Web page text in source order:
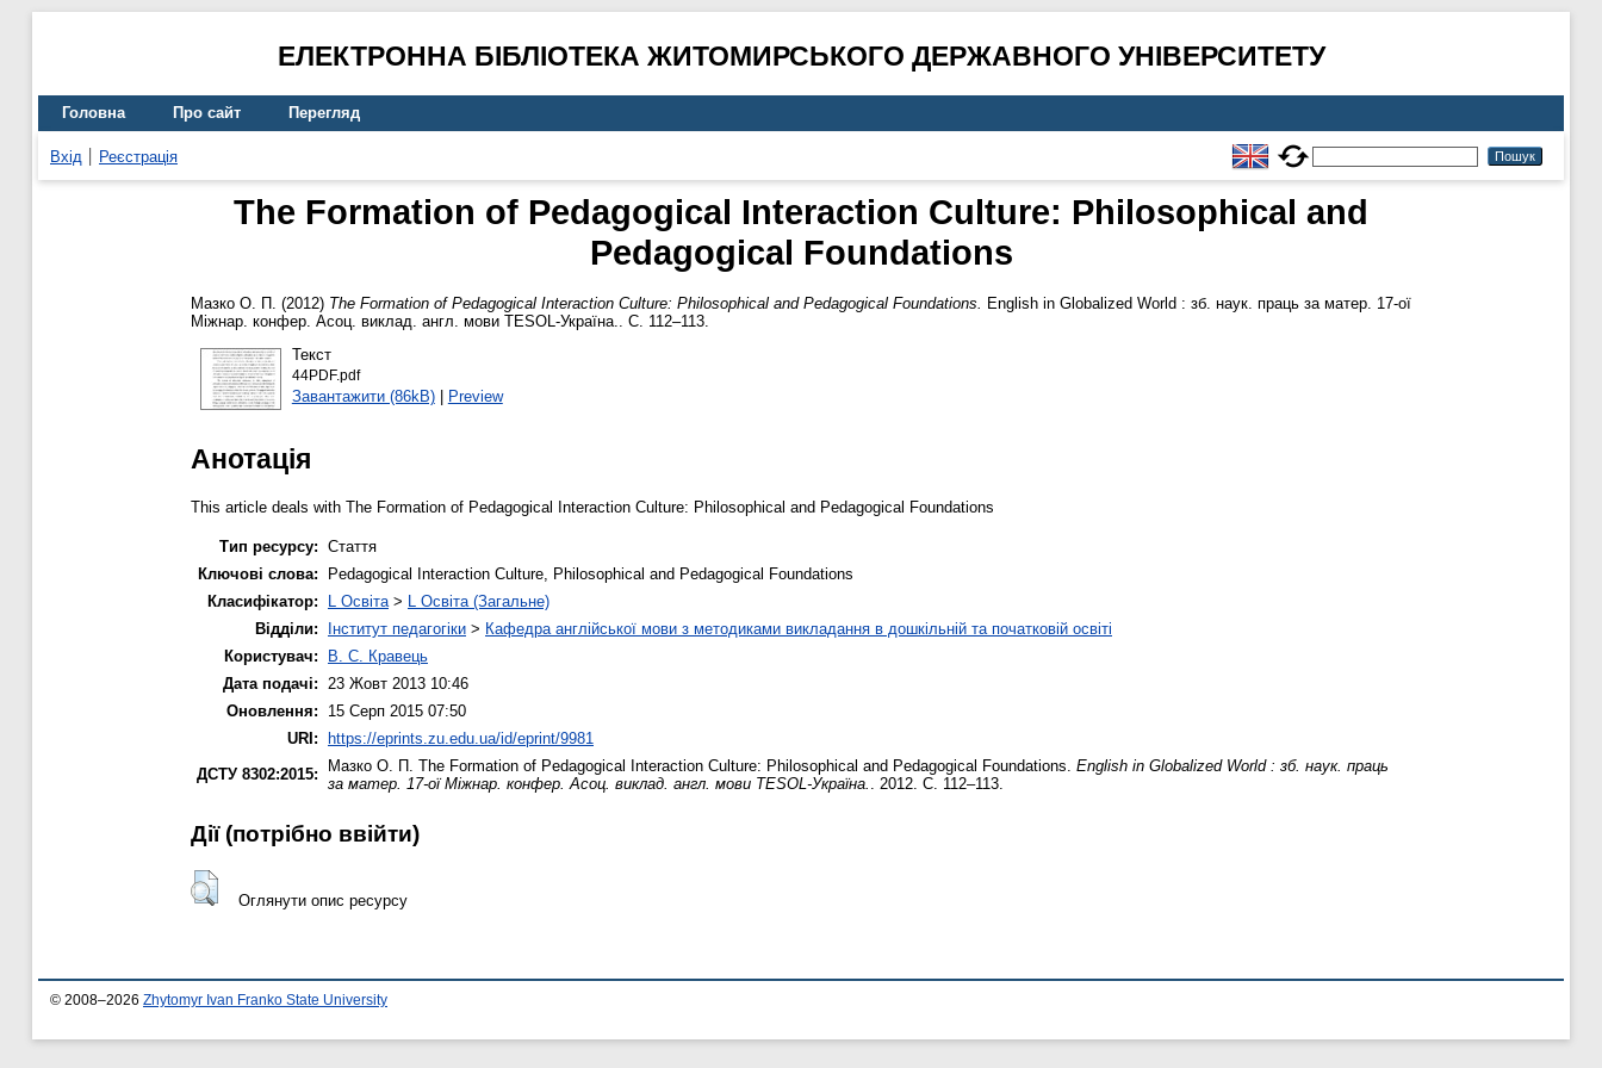
ЕЛЕКТРОННА БІБЛІОТЕКА ЖИТОМИРСЬКОГО ДЕРЖАВНОГО УНІВЕРСИТЕТУ
Головна Про сайт Перегляд
Вхід Реєстрація
The Formation of Pedagogical Interaction Culture: Philosophical and
Pedagogical Foundations
Мазко О. П. (2012) The Formation of Pedagogical Interaction Culture: Philosophical and Pedagogical Foundations. English in Globalized World : зб. наук. праць за матер. 17-ої
Міжнар. конфер. Асоц. виклад. англ. мови TESOL-Україна.. С. 112–113.
Текст
44PDF.pdf
Завантажити (86kB)| Preview
Анотація
This article deals with The Formation of Pedagogical Interaction Culture: Philosophical and Pedagogical Foundations
Тип ресурсу: Стаття
Ключові слова:
Pedagogical Interaction Culture, Philosophical and Pedagogical Foundations
Класифікатор:
L Освіта > L Освіта (Загальне)
Відділи:
Інститут педагогіки > Кафедра англійської мови з методиками викладання в дошкільній та початковій освіті
Користувач:
В. С. Кравець
Дата подачі:
23 Жовт 2013 10:46
Оновлення:
15 Серп 2015 07:50
URI: https://eprints.zu.edu.ua/id/eprint/9981
ДСТУ 8302:2015:
Мазко О. П. The Formation of Pedagogical Interaction Culture: Philosophical and Pedagogical Foundations. English in Globalized World : зб. наук. праць
за матер. 17-ої Міжнар. конфер. Асоц. виклад. англ. мови TESOL-Україна.
. 2012. С. 112–113.
Дії ​​(потрібно ввійти)
Оглянути опис ресурсу
© 2008–2026 Zhytomyr Ivan Franko State University